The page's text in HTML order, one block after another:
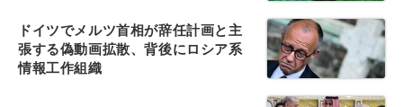
ドイツでメルツ首相が辞任計画と主
張する偽動画拡散、背後にロシア系
情報工作組織